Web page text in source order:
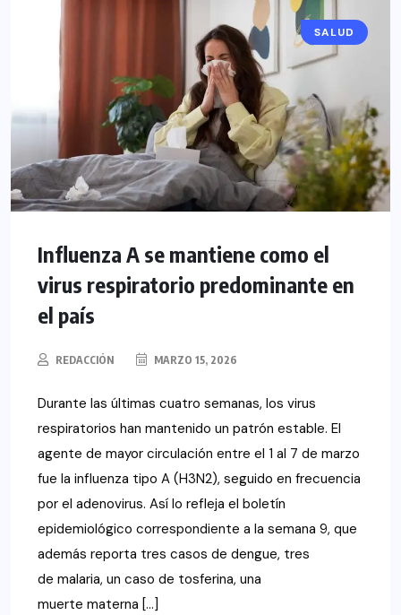
SALUD
Influenza A se mantiene como el
virus respiratorio predominante en
el país
REDACCIÓN MARZO 15, 2026
Durante las últimas cuatro semanas, los virus
respiratorios han mantenido un patrón estable. El
agente de mayor circulación entre el 1 al 7 de marzo
fue la influenza tipo A (H3N2), seguido en frecuencia
por el adenovirus. Así lo refleja el boletín
epidemiológico correspondiente a la semana 9, que
además reporta tres casos de dengue, tres
de malaria, un caso de tosferina, una
muerte materna […]